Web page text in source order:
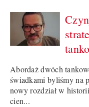
Abordaż dwóch
świadkami byliśmy na
nowy rozdział w
cien...